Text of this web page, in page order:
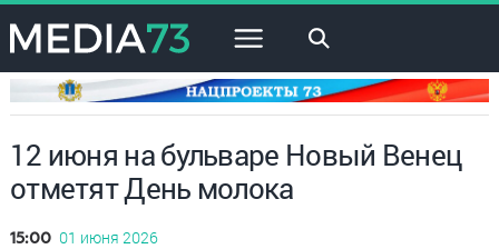
×
12 июня на бульваре Новый Венец
отметят День молока
15:00 01 июня 2026